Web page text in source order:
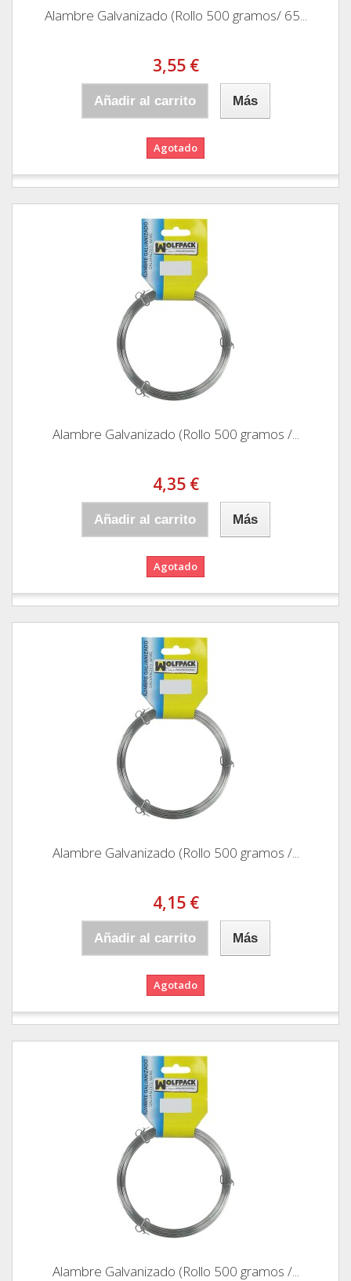
Alambre Galvanizado (Rollo 500 gramos/ 65...
3,55 €
Añadir al carrito Más
Agotado
Alambre Galvanizado (Rollo 500 gramos /...
4,35 €
Añadir al carrito Más
Agotado
Alambre Galvanizado (Rollo 500 gramos /...
4,15 €
Añadir al carrito Más
Agotado
Alambre Galvanizado (Rollo 500 gramos /...